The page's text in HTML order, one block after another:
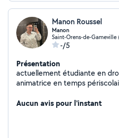
Manon Roussel
Manon
Saint-Orens-de-Gameville
-/5
Présentation
actuellement étudiante en
animatrice en temps
des cours particuliers mais
Aucun avis pour l'instant